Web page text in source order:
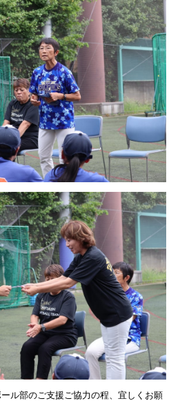
ル部のご支援ご協力の程、宜しくお願